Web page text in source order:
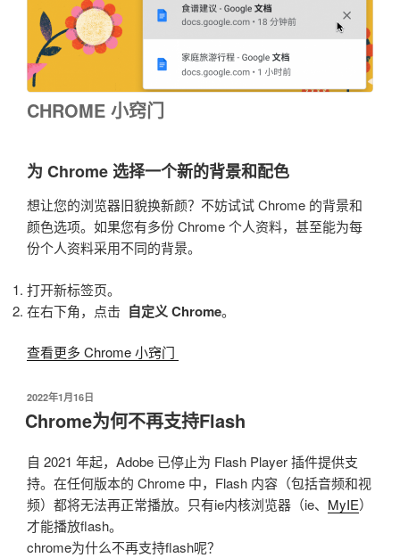
CHROME 小窍门
为 Chrome 选择一个新的背景和配色
想让您的浏览器旧貌换新颜？不妨试试 Chrome 的背景和
颜色选项。如果您有多份 Chrome 个人资料，甚至能为每
份个人资料采用不同的背景。
打开新标签页。
在右下角，点击 自定义 Chrome。
查看更多 Chrome小窍门
发
布
于
2022年1月16日
Chrome为何不再支持Flash
自 2021 年起，Adobe 已停止为 Flash Player 插件提供支
持。在任何版本的 Chrome 中，Flash 内容（包括音频和视
频）都将无法再正常播放。只有ie内核浏览器（ie、 MyIE）
才能播放flash。
chrome为什么不再支持flash呢？